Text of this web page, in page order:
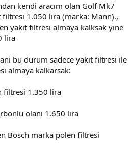
kendi aracım olan Golf Mk7
filtresi 1.050 lira (marka: Mann).,
yakıt filtresi almaya kalksak yine
lira
bu durum sadece yakıt filtresi ile
almaya kalkarsak:
filtresi 1.350 lira
olanı 1.650 lira
Bosch marka polen filtresi